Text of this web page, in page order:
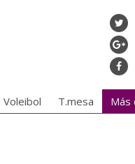
Voleibol T.mesa Más